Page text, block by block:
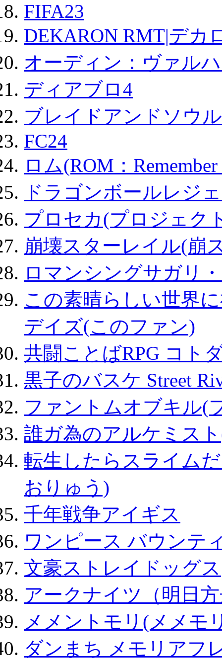
FIFA23
DEKARON RMT|デカ
オーディン：ヴァル
ディアブロ4
ブレイドアンドソウ
FC24
ロム(ROM：
ドラゴンボールレジ
プロセカ(プロジェク
崩壊スターレイル(崩
ロマンシングサガリ
この素晴らしい世界
デイズ(このファン)
共闘ことばRPG コト
黒子のバスケ Street
ファントムオブキル(
誰ガ為のアルケミス
転生したらスライム
おりゅう)
千年戦争アイギス
ワンピース バウンテ
文豪ストレイドッグス
アークナイツ（明日
メメントモリ(メメモ
ダンまち メモリアフ